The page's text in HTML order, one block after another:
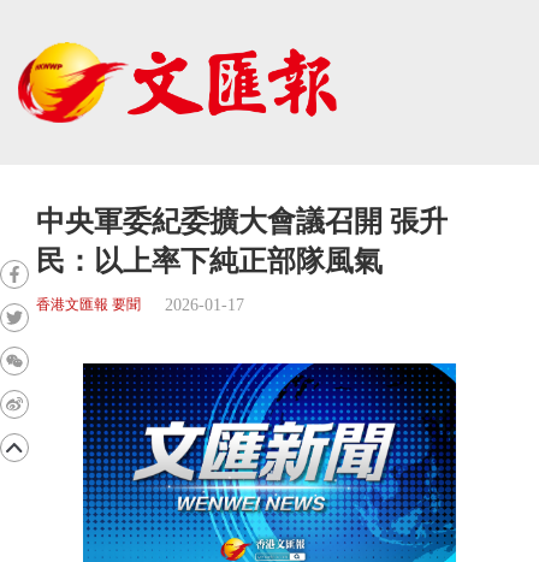
中央軍委紀委擴大會議召開 張升
民：以上率下純正部隊風氣
香港文匯報 要聞 2026-01-17